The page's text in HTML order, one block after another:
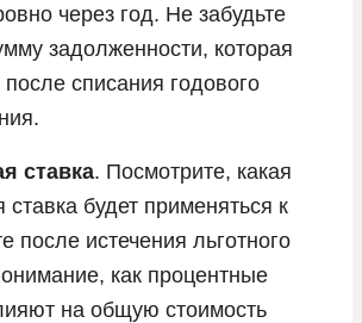
через год. Не забудьте
задолженности, которая
после списания годового
ставка. Посмотрите, какая
ставка будет применяться к
после истечения льготного
как процентные
на общую стоимость